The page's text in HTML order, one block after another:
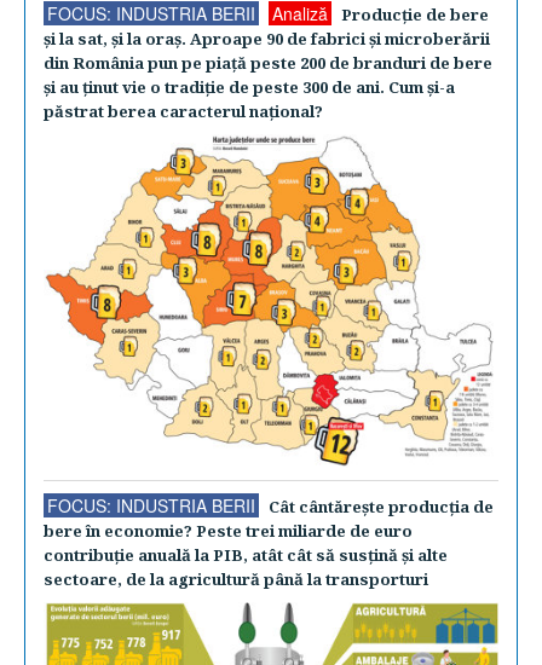
FOCUS: INDUSTRIA BERII Analiză
Producţie de bere
şi la sat, şi la oraş. Aproape 90 de fabrici şi microberării
din România pun pe piaţă peste 200 de branduri de bere
şi au ţinut vie o tradiţie de peste 300 de ani. Cum şi-a
păstrat berea caracterul naţional?
FOCUS: INDUSTRIA BERII
Cât cântăreşte producţia de
bere în economie? Peste trei miliarde de euro
contribuţie anuală la PIB, atât cât să susţină şi alte
sectoare, de la agricultură până la transporturi